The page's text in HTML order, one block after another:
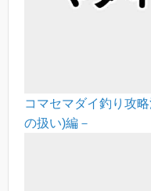
コマセマダイ釣り攻
の扱い)編－